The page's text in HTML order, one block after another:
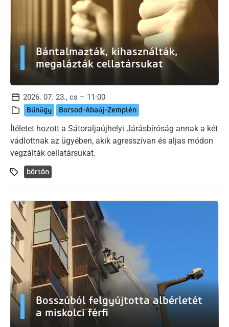
Bántalmazták, kihasználták,
megalázták cellatársukat
2026. 07. 23., cs – 11:00
Bűnügy Borsod-Abaúj-Zemplén
Ítéletet hozott a Sátoraljaújhelyi Járásbíróság annak a két
vádlottnak az ügyében, akik agresszívan és aljas módon
vegzálták cellatársukat.
börtön
Bosszúból felgyújtotta albérletét
a miskolci férfi